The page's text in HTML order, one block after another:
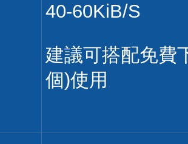
40-60KiB/S
建議可搭配免費
個)使用